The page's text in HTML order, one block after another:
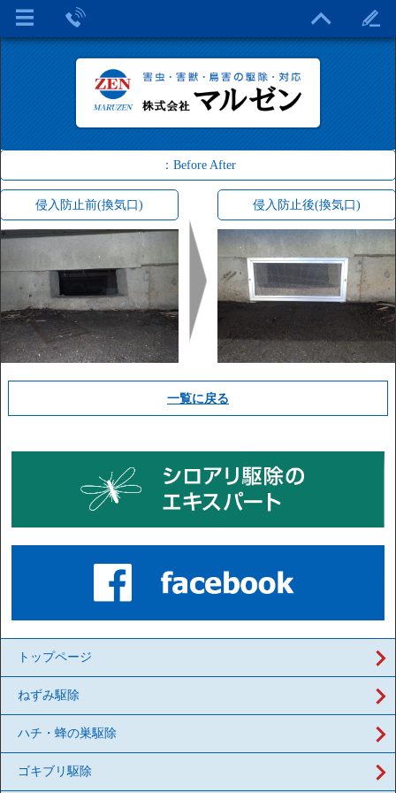
：Before After
侵入防止前(換気口) 侵入防止後(換気口)
一覧に戻る
トップページ
ねずみ駆除
ハチ・蜂の巣駆除
ゴキブリ駆除